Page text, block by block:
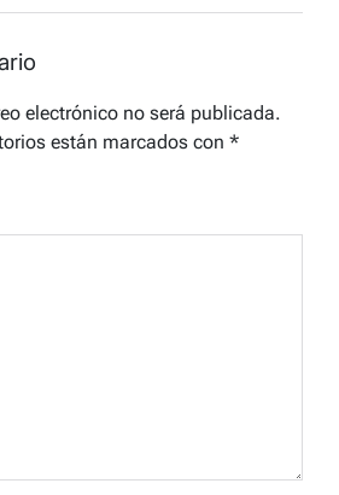
electrónico no será publicada.
están marcados con *